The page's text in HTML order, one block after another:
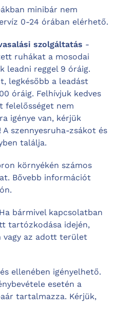
minibár nem
0-24 órában elérhető.
szolgáltatás -
ruhákat a mosodai
leadni reggel 9 óráig.
legkésőbb a leadást
óráig. Felhívjuk kedves
felelősséget nem
igénye van, kérjük
szennyesruha-zsákot és
találja.
környékén számos
Bővebb információt
bármivel kapcsolatban
tartózkodása idején,
vagy az adott terület
ellenében igényelhető.
esetén a
tartalmazza. Kérjük,